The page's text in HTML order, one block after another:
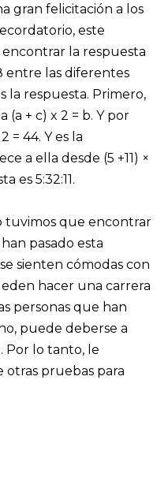
gran felicitación a los
este
la respuesta
entre las diferentes
la respuesta. Primero,
+ c) x 2 = b. Y por
= 44. Y es la
a ella desde (5 +11) ×
es 5:32:11.
tuvimos que encontrar
pasado esta
sienten cómodas con
hacer una carrera
personas que han
puede deberse a
Por lo tanto, le
otras pruebas para